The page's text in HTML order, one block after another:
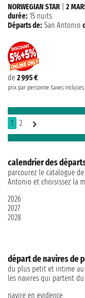
de 2 995 €
prix par personne taxes incluses
NORWEGIAN STAR
2
durée: 15 nuits
Départs de: San Antonio
1 2
calendrier des
parcourez le catalogue
Antonio et choisissez la
2026
2027
2028
départ de navires de
du plus petit et intime au
les navires qui partent
navire en evidence